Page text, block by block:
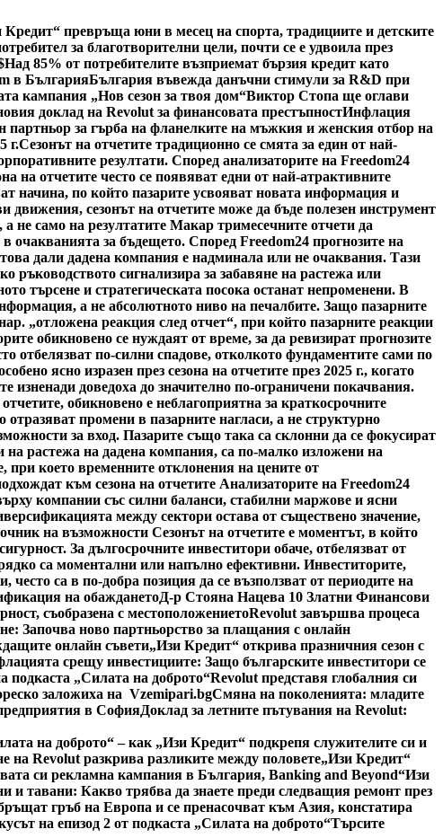
Кредит“ превръща юни в месец на спорта, традициите и детските
за благотворителни цели, почти се е удвоила през
Над 85% от потребителите възприемат бързия кредит като
в БългарияБългария въвежда данъчни стимули за R&D при
кампания „Нов сезон за твоя дом“Виктор Стопа ще оглави
доклад на Revolut за финансовата престъпностИнфлация
партньор за гърба на фланелките на мъжкия и женския отбор на
г.Сезонът на отчетите традиционно се смята за един от най-
резултати. Според анализаторите на Freedom24
на отчетите често се появяват едни от най-атрактивните
начина, по който пазарите усвояват новата информация и
движения, сезонът на отчетите може да бъде полезен инструмент
не само на резултатите Макар тримесечните отчети да
очакванията за бъдещето. Според Freedom24 прогнозите на
дали дадена компания е надминала или не очаквания. Тази
ръководството сигнализира за забавяне на растежа или
търсене и стратегическата посока останат непроменени. В
а не абсолютното ниво на печалбите. Защо пазарните
„отложена реакция след отчет“, при който пазарните реакции
обикновено се нуждаят от време, за да ревизират прогнозите
отбелязват по-силни спадове, отколкото фундаментите сами по
ясно изразен през сезона на отчетите през 2025 г., когато
изненади доведоха до значително по-ограничени покачвания.
обикновено е неблагоприятна за краткосрочните
промени в пазарните нагласи, а не структурно
за вход. Пазарите също така са склонни да се фокусират
на растежа на дадена компания, са по-малко изложени на
което временните отклонения на цените от
към сезона на отчетите Анализаторите на Freedom24
компании със силни баланси, стабилни маржове и ясни
между сектори остава от съществено значение,
на възможности Сезонът на отчетите е моментът, в който
За дългосрочните инвеститори обаче, отбелязват от
са моментални или напълно ефективни. Инвеститорите,
са в по-добра позиция да се възползват от периодите на
на обажданетоД-р Стояна Нацева 10 Златни Финансови
съобразена с местоположениетоRevolut завършва процеса
Започва ново партньорство за плащания с онлайн
онлайн съвети„Изи Кредит“ открива празничния сезон с
срещу инвестициите: Защо българските инвеститори се
подкаста „Силата на доброто“Revolut представя глобалния си
заложиха на Vzemipari.bgСмяна на поколенията: младите
в СофияДоклад за летните пътувания на Revolut:
на доброто“ – как „Изи Кредит“ подкрепя служителите си и
на Revolut разкрива разликите между половете„Изи Кредит“
си рекламна кампания в България, Banking and Beyond“Изи
и тавани: Какво трябва да знаете преди следващия ремонт през
гръб на Европа и се пренасочват към Азия, констатира
на епизод 2 от подкаста „Силата на доброто“Търсите